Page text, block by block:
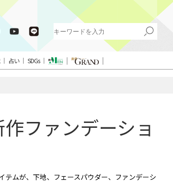
占い SDGs
ファンデーショ
テムが、下地、フェースパウダー、ファンデーシ